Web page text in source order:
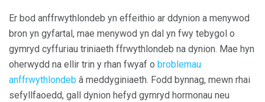
Er bod anffrwythlondeb yn effeithio ar ddynion a menywod
bron yn gyfartal, mae menywod yn dal yn fwy tebygol o
gymryd cyffuriau triniaeth ffrwythlondeb na dynion. Mae hyn
oherwydd na ellir trin y rhan fwyaf o broblemau
anffrwythlondeb â meddyginiaeth. Fodd bynnag, mewn rhai
sefyllfaoedd, gall dynion hefyd gymryd hormonau neu